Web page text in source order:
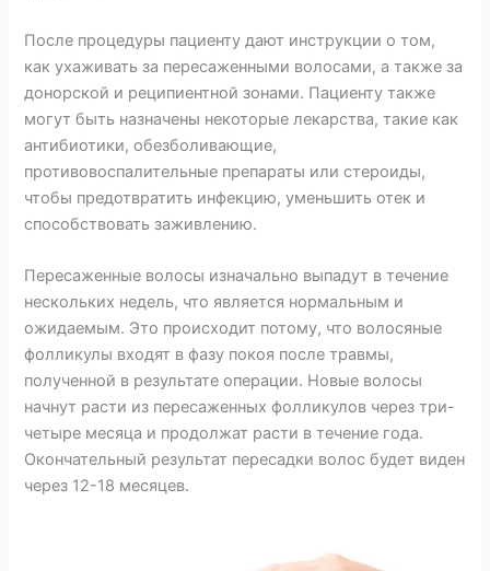
После процедуры пациенту дают инструкции о том,
как ухаживать за пересаженными волосами, а также за
донорской и реципиентной зонами. Пациенту также
могут быть назначены некоторые лекарства, такие как
антибиотики, обезболивающие,
противовоспалительные препараты или стероиды,
чтобы предотвратить инфекцию, уменьшить отек и
способствовать заживлению.
Пересаженные волосы изначально выпадут в течение
нескольких недель, что является нормальным и
ожидаемым. Это происходит потому, что волосяные
фолликулы входят в фазу покоя после травмы,
полученной в результате операции. Новые волосы
начнут расти из пересаженных фолликулов через три-
четыре месяца и продолжат расти в течение года.
Окончательный результат пересадки волос будет виден
через 12-18 месяцев.